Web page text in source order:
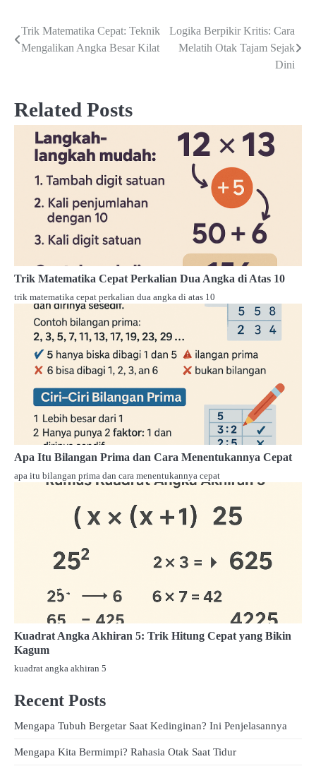
Post
navigation
Trik Matematika Cepat: Teknik
Mengalikan Angka Besar Kilat
Logika Berpikir Kritis: Cara
Melatih Otak Tajam Sejak
Dini
Related Posts
Trik Matematika Cepat Perkalian Dua Angka di Atas 10
trik matematika cepat perkalian dua angka di atas 10
Apa Itu Bilangan Prima dan Cara Menentukannya Cepat
apa itu bilangan prima dan cara menentukannya cepat
Kuadrat Angka Akhiran 5: Trik Hitung Cepat yang Bikin
Kagum
kuadrat angka akhiran 5
Recent Posts
Mengapa Tubuh Bergetar Saat Kedinginan? Ini Penjelasannya
Mengapa Kita Bermimpi? Rahasia Otak Saat Tidur